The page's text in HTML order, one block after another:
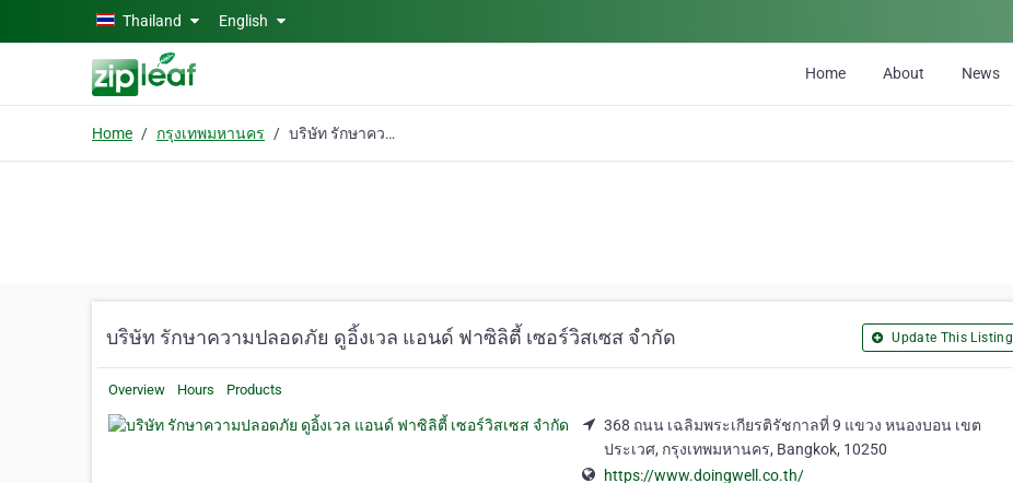
Skip to main contentThailand English
Home About News
Home กรุงเทพมหานคร บริษัท รักษาความปลอดภัย ดูอิ้งเวล แอนด์ ฟาซิลิตี้ เซอร์วิสเซส จำกัด
บริษัท รักษาความปลอดภัย ดูอิ้งเวล แอนด์ ฟาซิลิตี้ เซอร์วิสเซส จำกัด Update This Listing
Overview Hours Products
368 ถนน เฉลิมพระเกียรติรัชกาลที่ 9 แขวง หนองบอน เขต
ประเวศ, กรุงเทพมหานคร, Bangkok, 10250
https://www.doingwell.co.th/